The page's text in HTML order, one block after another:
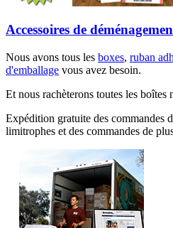
Accessoires de
Nous avons tous les boxes, ruban
d'emballage vous avez besoin.
Et nous rachèterons toutes les boîtes
Expédition gratuite des commandes
limitrophes et des commandes de